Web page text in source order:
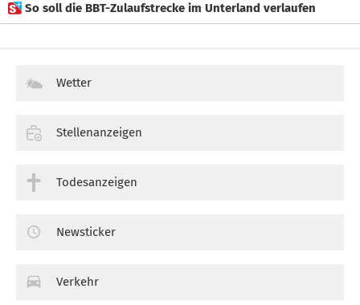
 So soll die BBT-Zulaufstrecke im Unterland verlaufen
Wetter
Stellenanzeigen
Todesanzeigen
Newsticker
Verkehr